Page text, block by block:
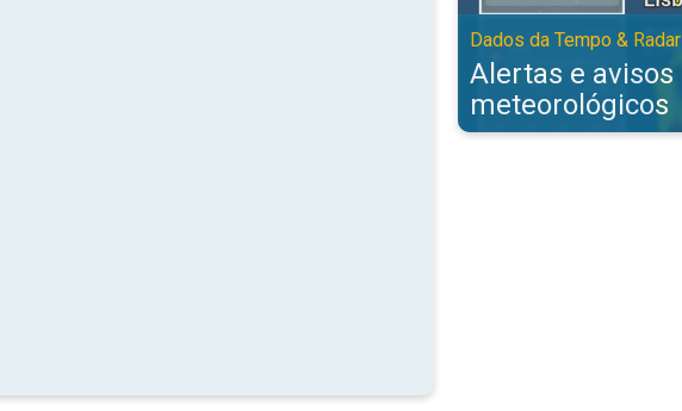
Dados da Tempo & Radar
Alertas e avisos
meteorológicos